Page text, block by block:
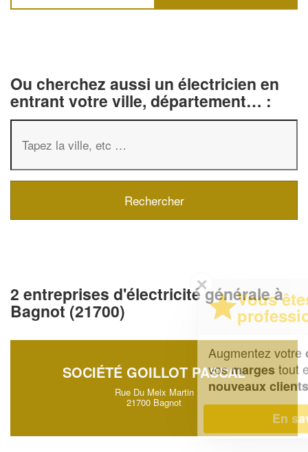
Ou cherchez aussi un électricien en
entrant votre ville, département… :
2 entreprises d'électricité générale à
Bagnot (21700)
SOCIÉTÉ GOILLOT PASCAL
Rue Du Meix Martin
21700 Bagnot
✕
Vous êtes un
professionnel ?
chiffre d'affaireset
vosmargestout en gagnant de
nouveaux clients!